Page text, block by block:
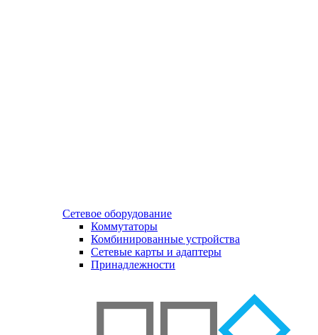
Сетевое оборудование
Коммутаторы
Комбинированные устройства
Сетевые карты и адаптеры
Принадлежности